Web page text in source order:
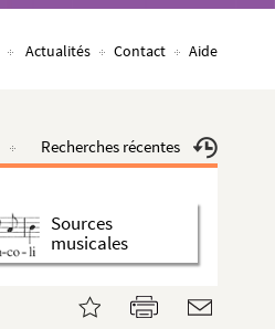
Actualités Contact Aide
Recherches récentes
Sources
musicales